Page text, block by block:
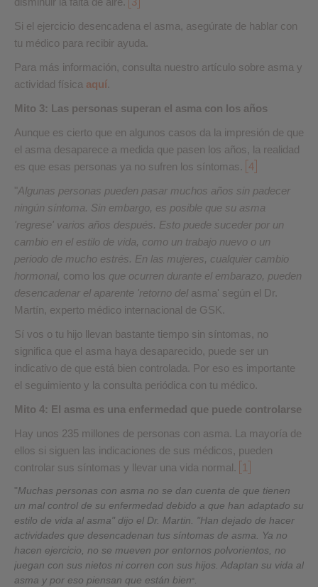
Si el ejercicio desencadena el asma, asegúrate de hablar con
tu médico para recibir ayuda.
Para más información, consulta nuestro artículo sobre asma y
actividad física aquí.
Mito 3: Las personas superan el asma con los años
Aunque es cierto que en algunos casos da la impresión de que
el asma desaparece a medida que pasen los años, la realidad
es que esas personas ya no sufren los síntomas. 4
"Algunas personas pueden pasar muchos años sin padecer
ningún síntoma. Sin embargo, es posible que su asma
'regrese' varios años después. Esto puede suceder por un
cambio en el estilo de vida, como un trabajo nuevo o un
periodo de mucho estrés. En las mujeres, cualquier cambio
hormonal, como los que ocurren durante el embarazo, pueden
desencadenar el aparente 'retorno del asma' según el Dr.
Martín, experto médico internacional de GSK.
Sí vos o tu hijo llevan bastante tiempo sin síntomas, no
significa que el asma haya desaparecido, puede ser un
indicativo de que está bien controlada. Por eso es importante
el seguimiento y la consulta periódica con tu médico.
Mito 4: El asma es una enfermedad que puede controlarse
Hay unos 235 millones de personas con asma. La mayoría de
ellos si siguen las indicaciones de sus médicos, pueden
controlar sus síntomas y llevar una vida normal.
1
"Muchas personas con asma no se dan cuenta de que tienen
un mal control de su enfermedad debido a que han adaptado su
estilo de vida al asma" dijo el Dr. Martin. "Han dejado de hacer
actividades que desencadenan tus síntomas de asma. Ya no
hacen ejercicio, no se mueven por entornos polvorientos, no
juegan con sus nietos ni corren con sus hijos. Adaptan su vida al
asma y por eso piensan que están bien